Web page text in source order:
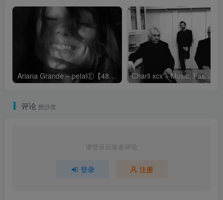
Ariana Grande – petalⒺ【48kHz／24bit】英国区
评论 抢沙发
请登录后发表评论
登录 注册